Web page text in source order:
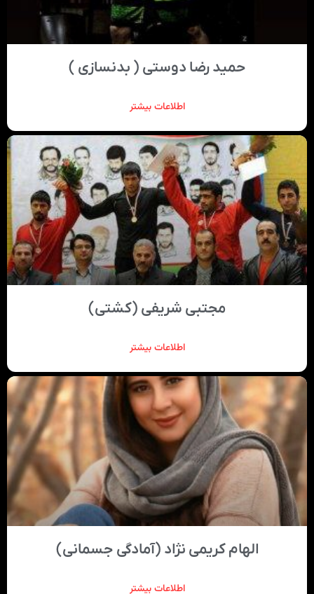
حمید رضا دوستی ( بدنسازی )
اطلاعات بیشتر
مجتبی شریفی (کشتی)
اطلاعات بیشتر
الهام کریمی نژاد (آمادگی جسمانی)
اطلاعات بیشتر